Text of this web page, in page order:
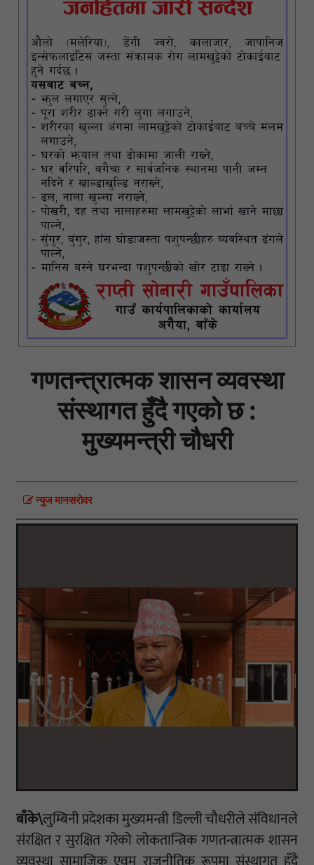
गणतन्त्रात्मक शासन व्यवस्था
संस्थागत हुँदै गएको छ :
मुख्यमन्त्री चौधरी
न्युज मानसराेवर
बाँके\लुम्बिनी प्रदेशका मुख्यमन्त्री डिल्ली चौधरीले संविधानले
संरक्षित र सुरक्षित गरेको लोकतान्त्रिक गणतन्त्रात्मक शासन